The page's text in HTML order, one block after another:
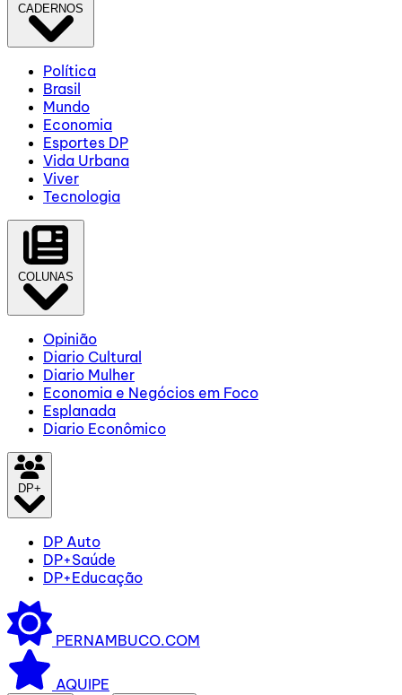
CADERNOS
Política
Brasil
Mundo
Economia
Esportes DP
Vida Urbana
Viver
Tecnologia
COLUNAS
Opinião
Diario Cultural
Diario Mulher
Economia e Negócios em Foco
Esplanada
Diario Econômico
DP+
DP Auto
DP+Saúde
DP+Educação
PERNAMBUCO.COM
AQUIPE